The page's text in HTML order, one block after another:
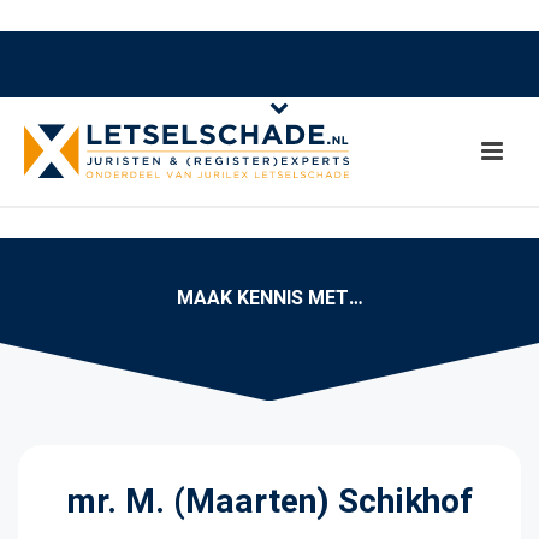
MAAK KENNIS MET…
mr. M. (Maarten) Schikhof